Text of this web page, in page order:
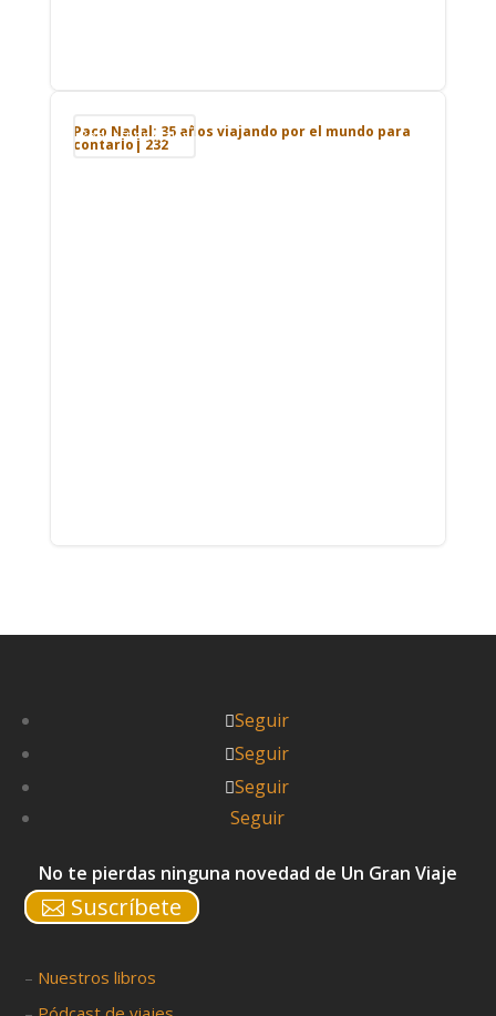
Podcast de viajes
Paco Nadal: 35 años viajando por el mundo para
contarlo| 232
Seguir
Seguir
Seguir
Seguir
No te pierdas ninguna novedad de Un Gran Viaje
Suscríbete
– Nuestros libros